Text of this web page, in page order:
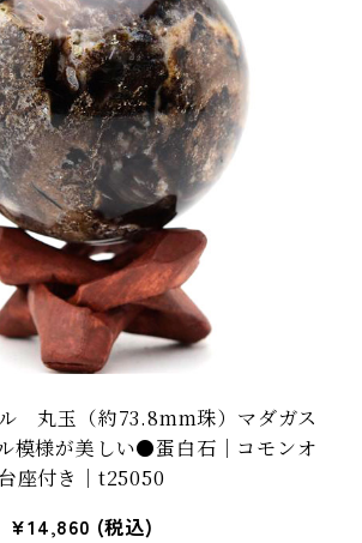
丸玉（約73.8mm珠）マダガス
模様が美しい●蛋白石｜コモンオ
座付き｜t25050
¥14,860 (税込)